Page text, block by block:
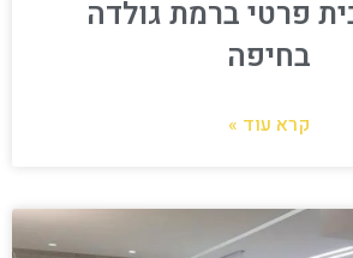
פרטי ברמת גולדה
בחיפה
קרא עוד »